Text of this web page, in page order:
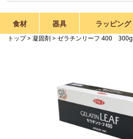
食材 器具 ラッピング
トップ> 凝固剤> ゼラチンリーフ 400 300g